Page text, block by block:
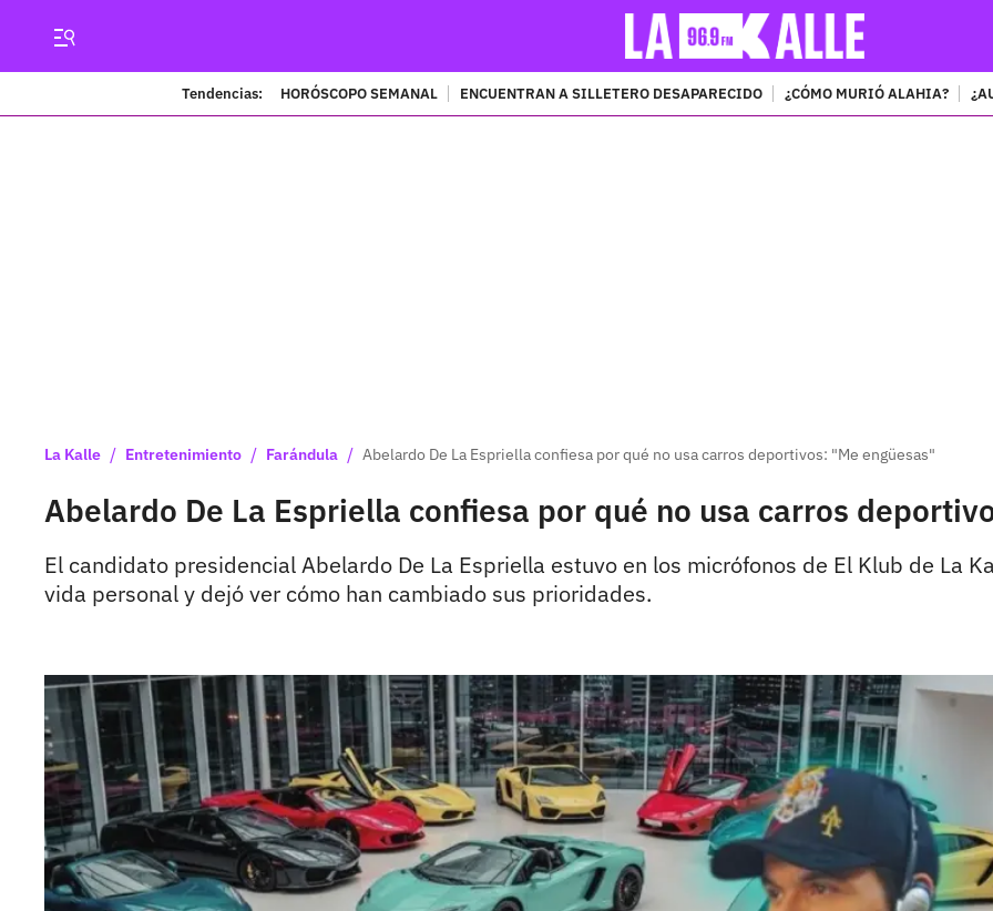
Tendencias: HORÓSCOPO SEMANAL ENCUENTRAN A SILLETERO DESAPARECIDO ¿CÓMO MURIÓ ALAHIA?
La Kalle / Entretenimiento / Farándula / Abelardo De La Espriella confiesa por qué no usa carros deportivos: "Me engüesas"
Abelardo De La Espriella confiesa por qué no usa carros
El candidato presidencial Abelardo De La Espriella estuvo en los micrófonos de El Klub de La
vida personal y dejó ver cómo han cambiado sus prioridades.